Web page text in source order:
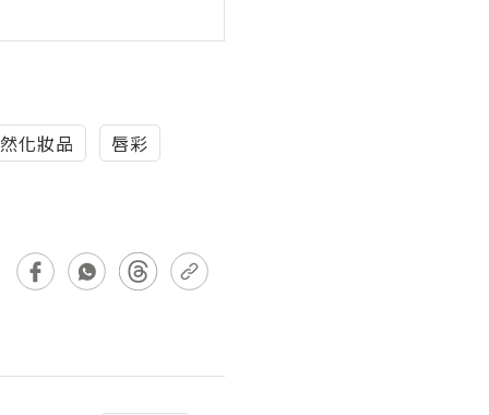
化妝品
唇彩